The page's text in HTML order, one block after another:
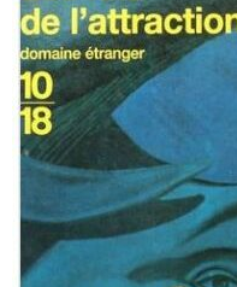
:
Du
de
Carole